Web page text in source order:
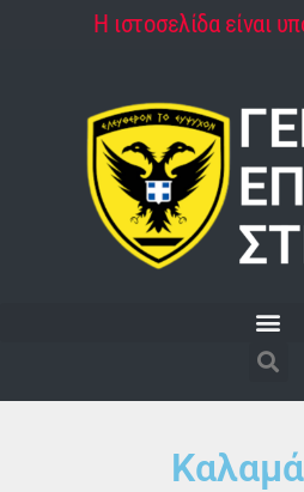
Η ιστοσελίδα είναι